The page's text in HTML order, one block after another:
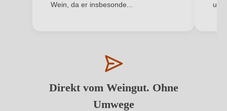
Wein, da er insbesonde...
und
Direkt vom Weingut. Ohne
Umwege